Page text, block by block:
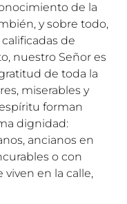
de la
y sobre todo,
de
nuestro Señor es
de toda la
miserables y
forman
dignidad:
ancianos en
o con
viven en la calle,